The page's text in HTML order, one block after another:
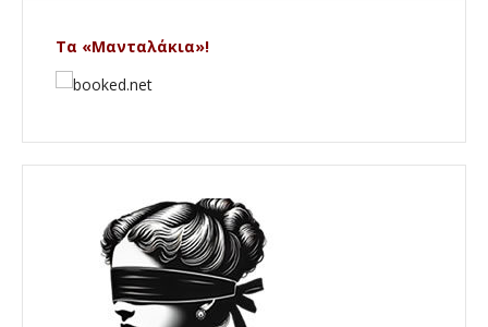
Τα «Μανταλάκια»!